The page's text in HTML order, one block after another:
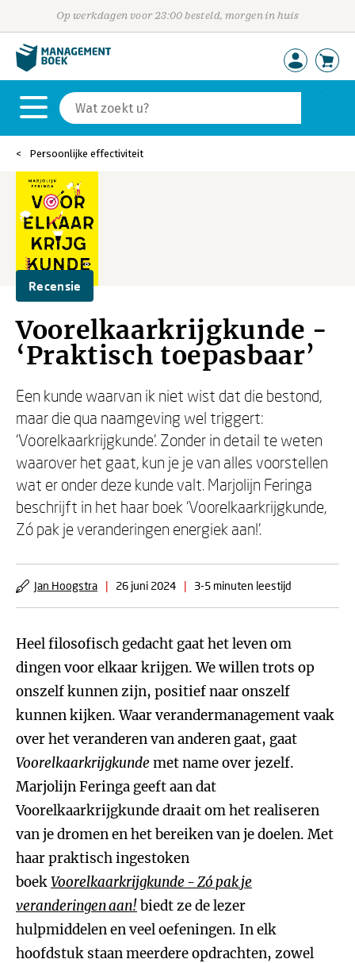
Op werkdagen voor 23:00 besteld, morgen in huis
Persoonlijke effectiviteit
Recensie
Voorelkaarkrijgkunde -
‘Praktisch toepasbaar’
Een kunde waarvan ik niet wist dat die bestond,
maar die qua naamgeving wel triggert:
‘Voorelkaarkrijgkunde’. Zonder in detail te weten
waarover het gaat, kun je je van alles voorstellen
wat er onder deze kunde valt. Marjolijn Feringa
beschrijft in het haar boek ‘Voorelkaarkrijgkunde,
Zó pak je veranderingen energiek aan!’.
Jan Hoogstra | 26 juni 2024 | 3-5 minuten leestijd
Heel filosofisch gedacht gaat het leven om
dingen voor elkaar krijgen. We willen trots op
onszelf kunnen zijn, positief naar onszelf
kunnen kijken. Waar verandermanagement vaak
over het veranderen van anderen gaat, gaat
Voorelkaarkrijgkunde met name over jezelf.
Marjolijn Feringa geeft aan dat
Voorelkaarkrijgkunde draait om het realiseren
van je dromen en het bereiken van je doelen. Met
haar praktisch ingestoken
boekVoorelkaarkrijgkunde - Zó pak je
veranderingen aan! biedt ze de lezer
hulpmiddelen en veel oefeningen. In elk
hoofdstuk staan meerdere opdrachten, zowel